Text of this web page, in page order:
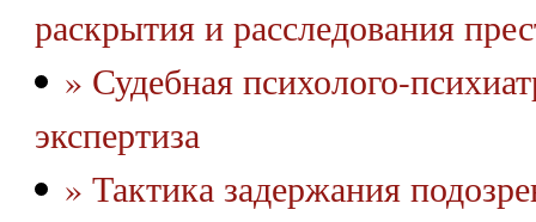
раскрытия и расследования
» Судебная психолого-
экспертиза
» Тактика задержания